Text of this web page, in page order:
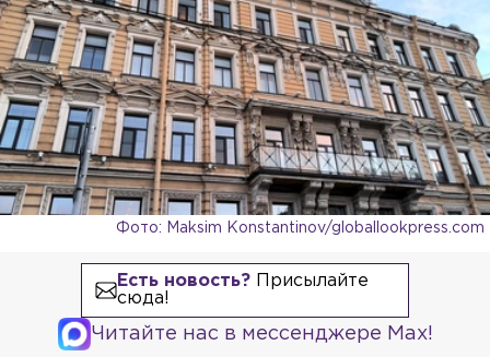
Фото: Maksim Konstantinov/globallookpress.com
Есть новость?Присылайте
сюда!
Читайте нас в мессенджере Max!